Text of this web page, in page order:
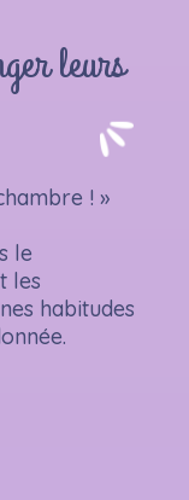
leurs
! »
le
les
habitudes